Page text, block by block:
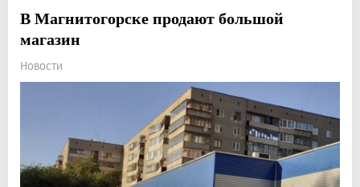
В Магнитогорске продают большой
магазин
Новости